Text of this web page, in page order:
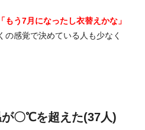
もう7月になったし衣替えかな」
の感覚で決めている人も少なく
〇℃を超えた(37人)